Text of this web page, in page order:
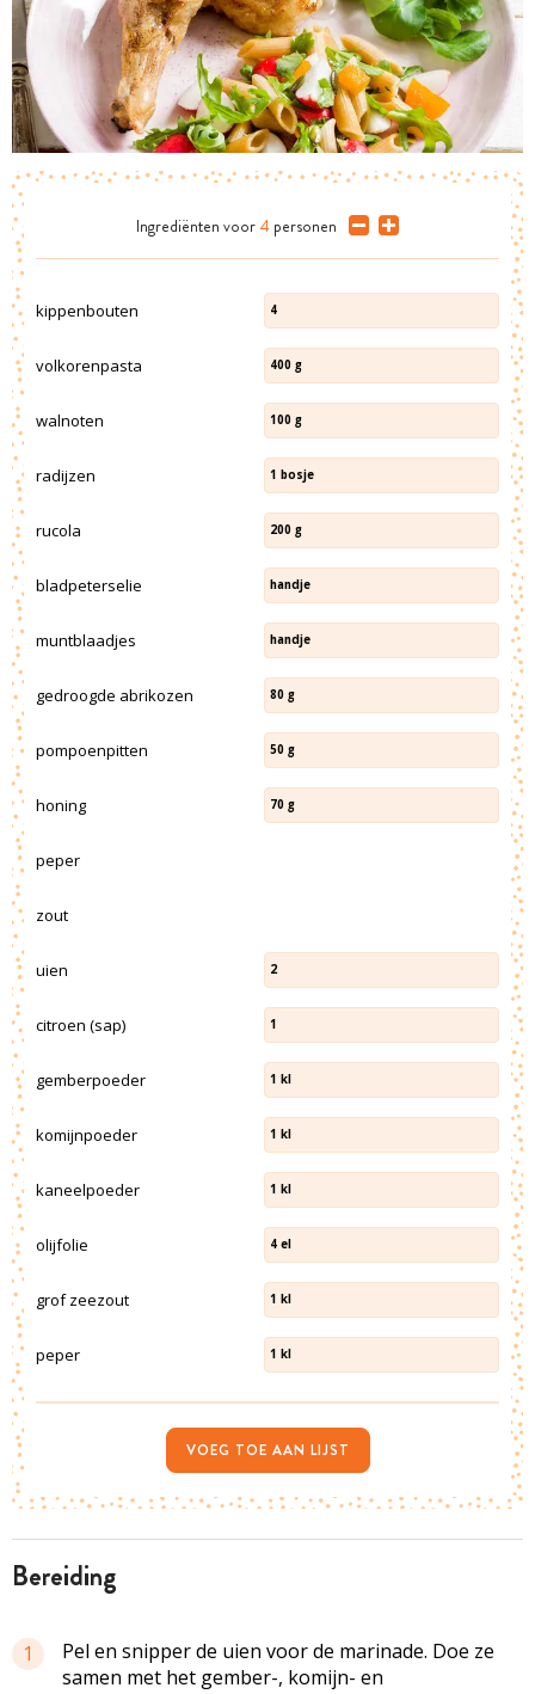
bereiding
1
Pel en snipper de uien voor de marinade. Doe ze
samen met het gember-, komijn- en
Ingrediënten voor 4 personen
kippenbouten 4
volkorenpasta 400 g
walnoten 100 g
radijzen 1 bosje
rucola 200 g
bladpeterselie handje
muntblaadjes handje
gedroogde abrikozen 80 g
pompoenpitten 50 g
honing 70 g
peper
zout
uien 2
citroen (sap) 1
gemberpoeder 1 kl
komijnpoeder 1 kl
kaneelpoeder 1 kl
olijfolie 4 el
grof zeezout 1 kl
peper 1 kl
VOEG TOE AAN LIJST